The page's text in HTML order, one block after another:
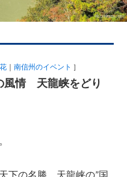
a
t
n
南信州のイベント ］
風情 天龍峡をどり
下の名勝 天龍峡の”国